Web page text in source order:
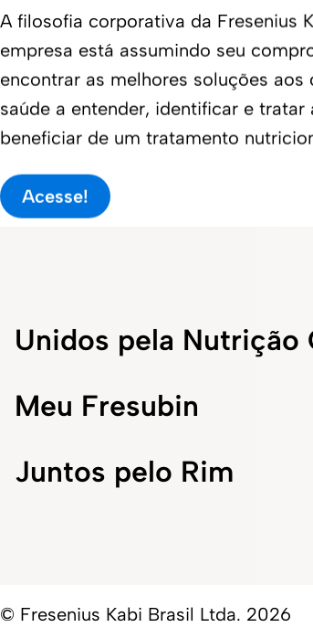
A filosofia corporativa da Fresenius
empresa está assumindo seu
encontrar as melhores soluções
saúde a entender, identificar e
beneficiar de um tratamento
Acesse!
Unidos pela Nutrição
Meu Fresubin
Juntos pelo Rim
© Fresenius Kabi Brasil Ltda. 2026